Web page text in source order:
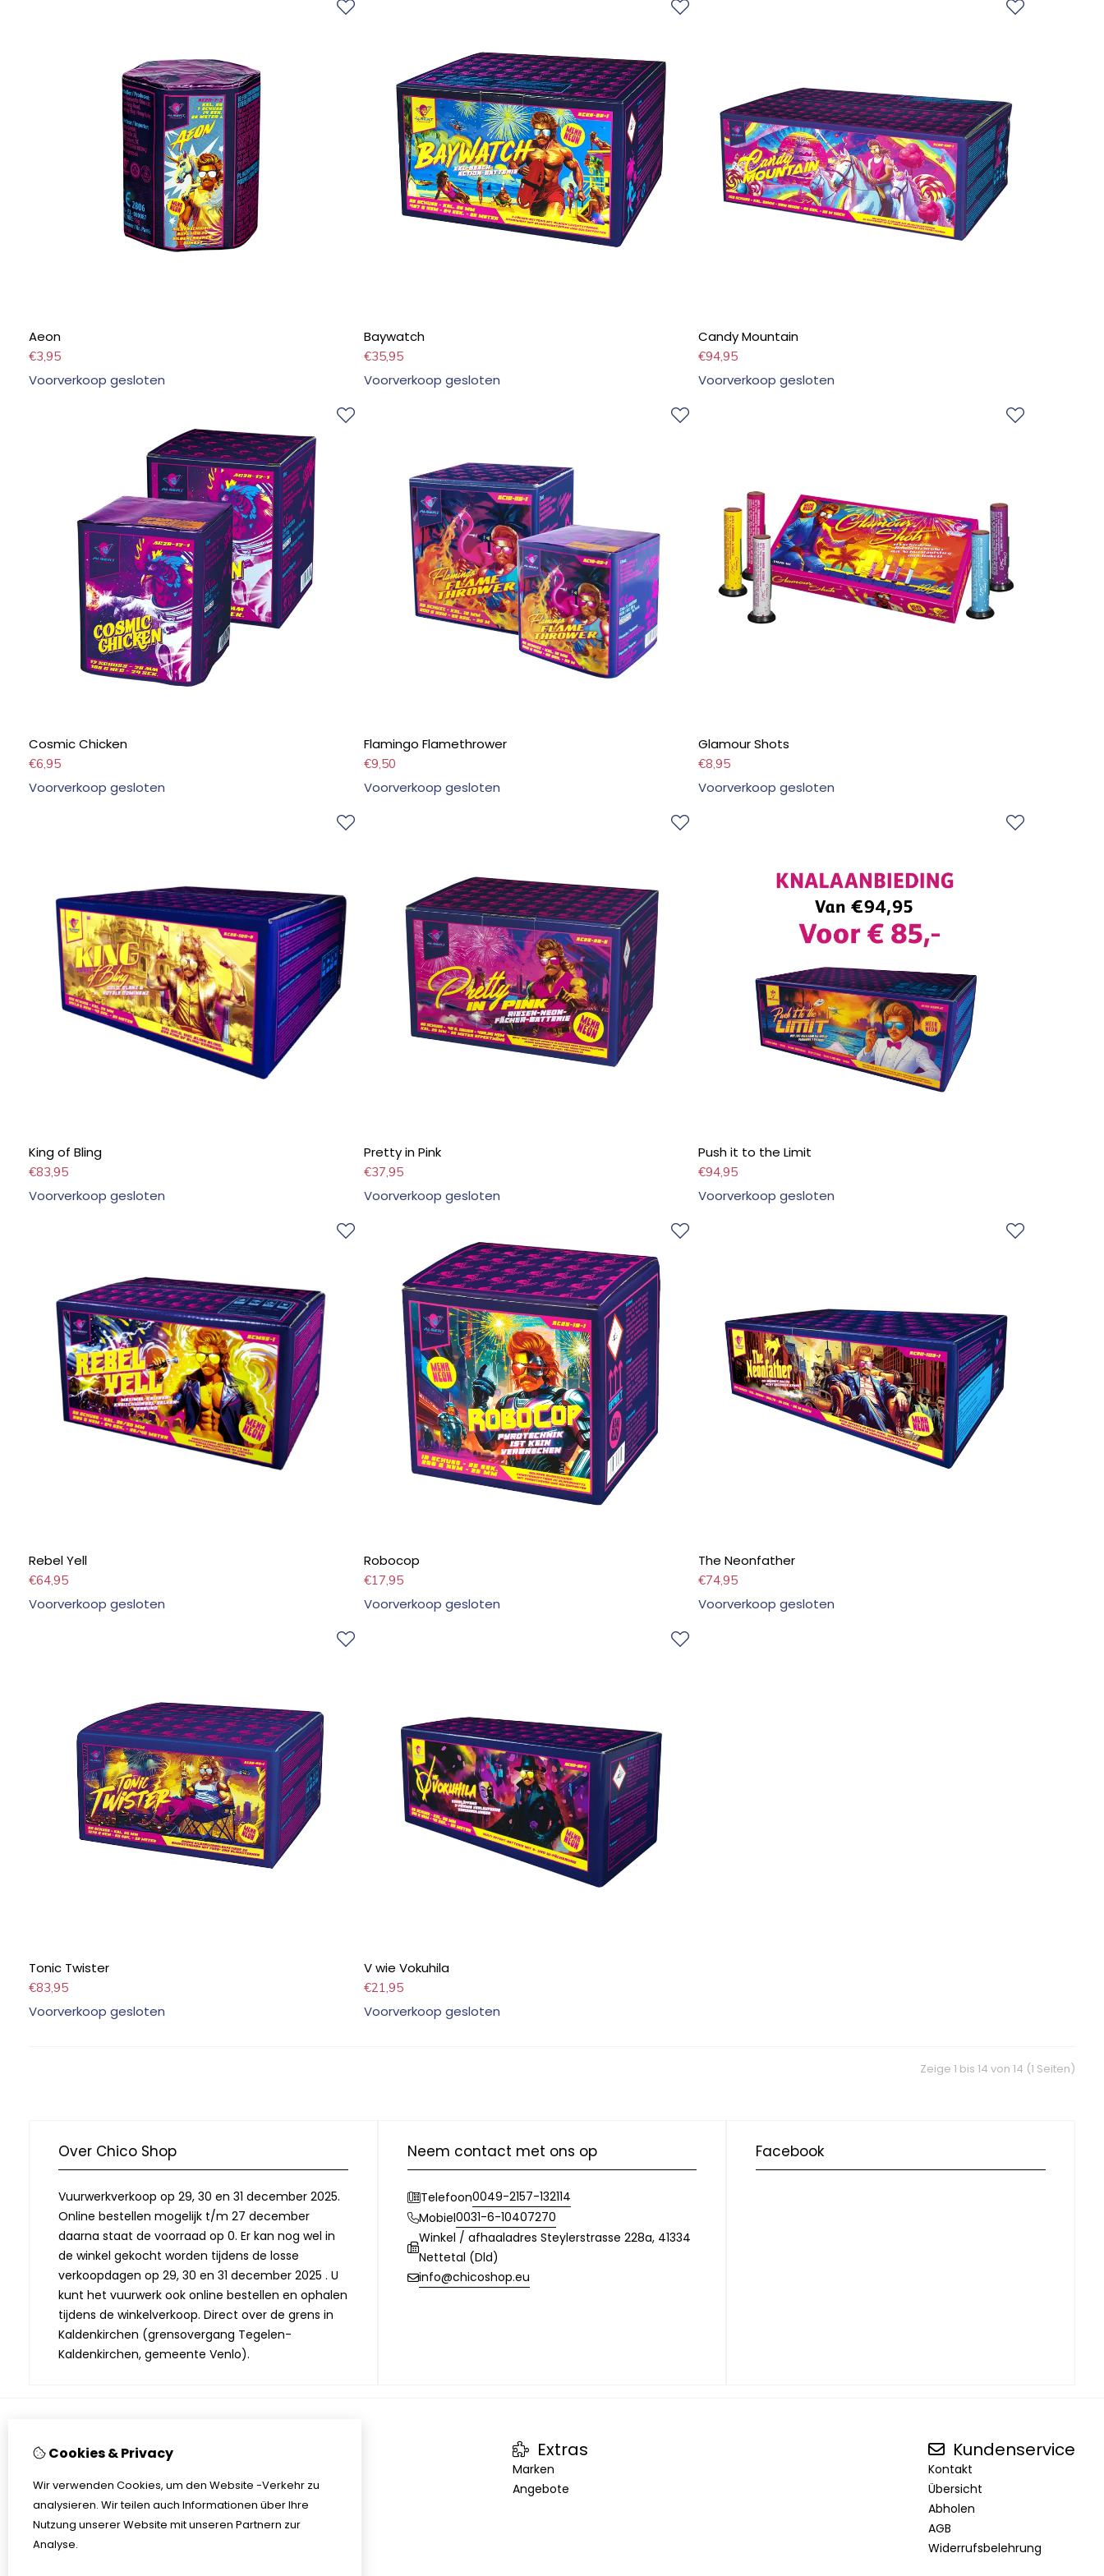
Aeon
€3,95
Voorverkoop gesloten
Baywatch
€35,95
Voorverkoop gesloten
Candy Mountain
€94,95
Voorverkoop gesloten
Cosmic Chicken
€6,95
Voorverkoop gesloten
Flamingo Flamethrower
€9,50
Voorverkoop gesloten
Glamour Shots
€8,95
Voorverkoop gesloten
King of Bling
€83,95
Voorverkoop gesloten
Pretty in Pink
€37,95
Voorverkoop gesloten
Push it to the Limit
€94,95
Voorverkoop gesloten
Rebel Yell
€64,95
Voorverkoop gesloten
Robocop
€17,95
Voorverkoop gesloten
The Neonfather
€74,95
Voorverkoop gesloten
Tonic Twister
€83,95
Voorverkoop gesloten
V wie Vokuhila
€21,95
Voorverkoop gesloten
Zeige 1 bis 14 von 14 (1 Seiten)
Over Chico Shop
Vuurwerkverkoop op 29, 30 en 31 december 2025.
Online bestellen mogelijk t/m 27 december
daarna staat de voorraad op 0. Er kan nog wel in
de winkel gekocht worden tijdens de losse
verkoopdagen op 29, 30 en 31 december 2025 . U
kunt het vuurwerk ook online bestellen en ophalen
tijdens de winkelverkoop. Direct over de grens in
Kaldenkirchen (grensovergang Tegelen-
Kaldenkirchen, gemeente Venlo).
Neem contact met ons op
Telefoon0049-2157-132114
Mobiel0031-6-10407270
Winkel / afhaaladres Steylerstrasse 228a, 41334
Nettetal (Dld)
info@chicoshop.eu
Facebook
Informationen
Über uns
Sicherheitshinweise
Impressum
Datenschutz
Extras
Marken
Angebote
Kundenservice
Kontakt
Übersicht
Abholen
AGB
Widerrufsbelehrung
Cookies & Privacy
Wir verwenden Cookies, um den Website -Verkehr zu
analysieren. Wir teilen auch Informationen über Ihre
Nutzung unserer Website mit unseren Partnern zur
Analyse.